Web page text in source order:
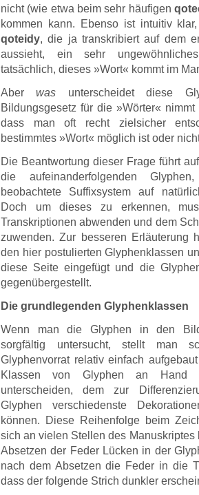
nicht (wie etwa beim sehr häufigen
kommen kann. Ebenso ist intuitiv
qoteidy, die ja transkribiert auf dem
aussieht, ein sehr
tatsächlich, dieses »Wort« kommt im
Aberwas unterscheidet diese
Bildungsgesetz für die »Wörter«
dass man oft recht zielsicher
bestimmtes »Wort« möglich ist oder
Die Beantwortung dieser Frage führt
die aufeinanderfolgenden
beobachtete Suffixsystem auf
Doch um dieses zu erkennen,
Transkriptionen abwenden und dem
zuwenden. Zur besseren Erläuterung
den hier postulierten Glyphenklassen
diese Seite eingefügt und die
gegenübergestellt.
Die grundlegenden Glyphenklassen
Wenn man die Glyphen in den
sorgfältig untersucht, stellt man
Glyphenvorrat relativ einfach
Klassen von Glyphen an Hand
unterscheiden, dem zur
Glyphen verschiedenste
können. Diese Reihenfolge beim
sich an vielen Stellen des Manuskriptes
Absetzen der Feder Lücken in der
nach dem Absetzen die Feder in die
dass der folgende Strich dunkler